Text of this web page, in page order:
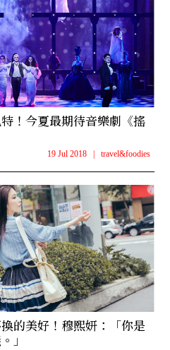
！今夏最期待音樂劇《搖
19 Jul 2018 travel&foodies
的美好！穆熙妍：「你是
」